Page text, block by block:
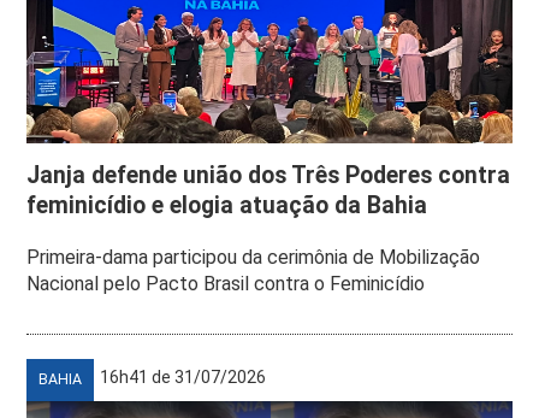
Janja defende união dos Três Poderes contra
feminicídio e elogia atuação da Bahia
Primeira-dama participou da cerimônia de Mobilização
Nacional pelo Pacto Brasil contra o Feminicídio
BAHIA 16h41 de 31/07/2026